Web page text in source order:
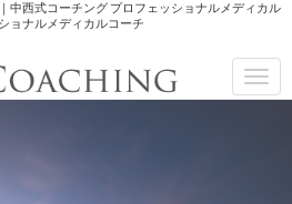
中西式コーチング プロフェッショナルメディカル
ョナルメディカルコーチ